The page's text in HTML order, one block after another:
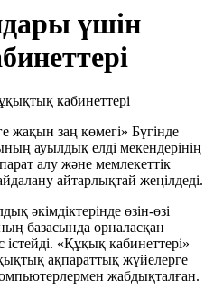
үшін
жақын заң көмегі» Бүгінде
ауылдық елді мекендерінің
алу және мемлекеттік
айтарлықтай жеңілдеді.
әкімдіктерінде өзін-өзі
базасында орналасқан
«Құқық кабинеттері»
ақпараттық жүйелерге
жабдықталған.